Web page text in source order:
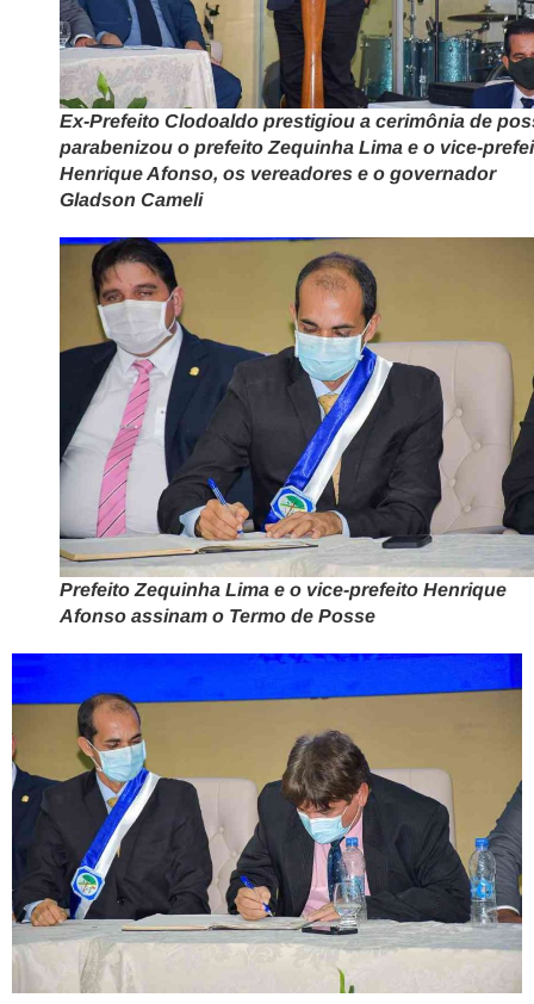
Ex-Prefeito Clodoaldo prestigiou a cerimônia de
parabenizou o prefeito Zequinha Lima e o vice-
Henrique Afonso, os vereadores e o governador
Gladson Cameli
Prefeito Zequinha Lima e o vice-prefeito Henrique
Afonso assinam o Termo de Posse